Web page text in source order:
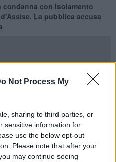
Not Process My
sharing to third parties, or
sensitive information for
use the below opt-out
Please note that after your
may continue seeing
condanna con isolamento
La pubblica accusa
di consiglio di oggi, giovedì 18
con isolamento diurno per
vigilante di nazionalità romena di
aggravato dai futili
Ana Maria Andrei di 27 anni
invece, l'aggravante della